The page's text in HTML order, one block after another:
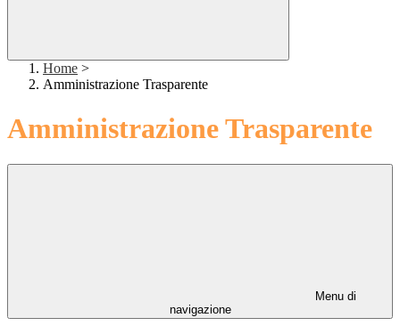
Home >
Amministrazione Trasparente
Amministrazione Trasparente
Menu di
navigazione